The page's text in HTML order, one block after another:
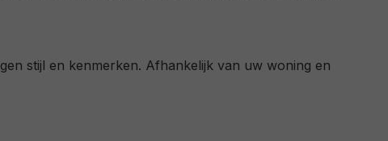
stijl en kenmerken. Afhankelijk van uw woning en